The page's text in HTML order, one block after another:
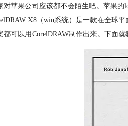
对苹果公司应该都不会陌生吧。苹果的
X8（win系统）是一款在全球
都可以用CorelDRAW制作出来。下面就